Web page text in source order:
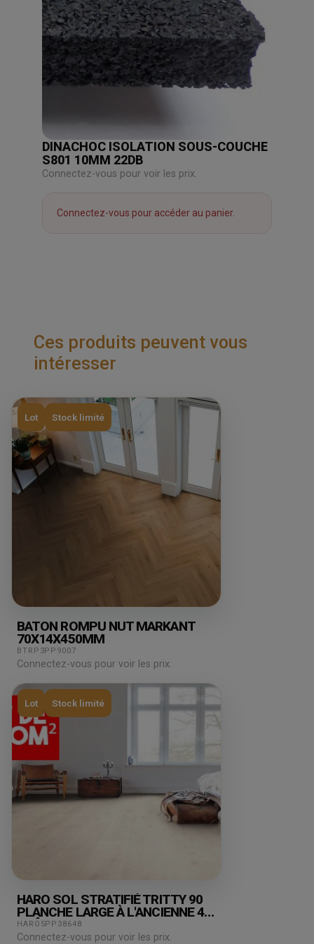
DINACHOC ISOLATION SOUS-COUCHE
S801 10MM 22DB
Connectez-vous pour voir les prix.
Connectez-vous pour accéder au panier.
Ces produits peuvent vous
intéresser
Lot Stock limité
BATON ROMPU NUT MARKANT
70X14X450MM
BTRP3PP9007
Connectez-vous pour voir les prix.
Lot Stock limité
HARO SOL STRATIFIÉ TRITTY 90
PLANCHE LARGE À L'ANCIENNE 4V
CHÊNE SAVONA BLANC* SOFT
MAT TOP CONNECT PRIX POUR LE
HARO5PP38648
Connectez-vous pour voir les prix.